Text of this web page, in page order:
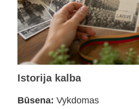
Istorija kalba
Būsena: Vykdomas